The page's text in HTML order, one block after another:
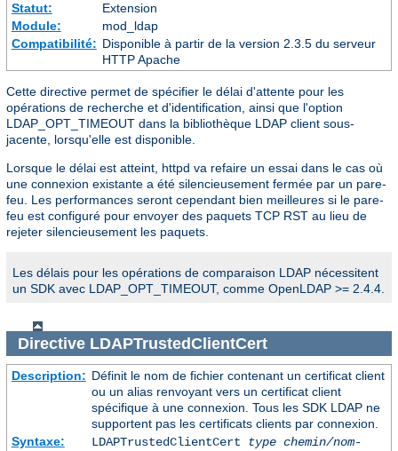
Statut:
Extension
Module:
mod_ldap
Compatibilité: Disponible à partir de la version 2.3.5 du serveur
HTTP Apache
Cette directive permet de spécifier le délai d'attente pour les
opérations de recherche et d'identification, ainsi que l'option
LDAP_OPT_TIMEOUT dans la bibliothèque LDAP client sous-
jacente, lorsqu'elle est disponible.
Lorsque le délai est atteint, httpd va refaire un essai dans le cas où
une connexion existante a été silencieusement fermée par un pare-
feu. Les performances seront cependant bien meilleures si le pare-
feu est configuré pour envoyer des paquets TCP RST au lieu de
rejeter silencieusement les paquets.
Les délais pour les opérations de comparaison LDAP nécessitent
un SDK avec LDAP_OPT_TIMEOUT, comme OpenLDAP >= 2.4.4.
Directive LDAPTrustedClientCert
Description: Définit le nom de fichier contenant un certificat client
ou un alias renvoyant vers un certificat client
spécifique à une connexion. Tous les SDK LDAP ne
supportent pas les certificats clients par connexion.
Syntaxe:
LDAPTrustedClientCert type chemin/nom-